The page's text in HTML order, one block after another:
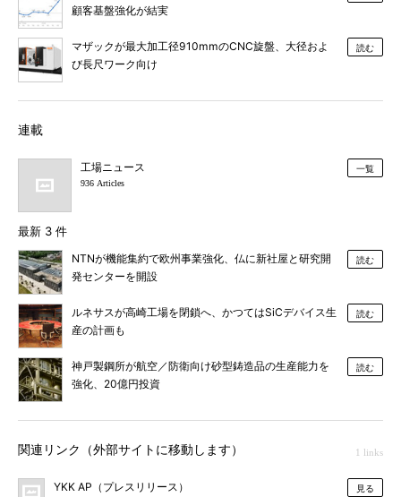
顧客基盤強化が結実
マザックが最大加工径910mmのCNC旋盤、大径およ
び長尺ワーク向け
読む
連載
工場ニュース
936 Articles
一覧
最新 3 件
NTNが機能集約で欧州事業強化、仏に新社屋と研究開
発センターを開設
読む
ルネサスが高崎工場を閉鎖へ、かつてはSiCデバイス生
産の計画も
読む
神戸製鋼所が航空／防衛向け砂型鋳造品の生産能力を
強化、20億円投資
読む
関連リンク（外部サイトに移動します） 1 links
YKK AP（プレスリリース） 見る